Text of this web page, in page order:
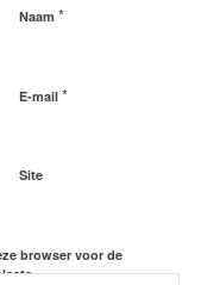
Naam *
E-mail *
Site
browser voor de